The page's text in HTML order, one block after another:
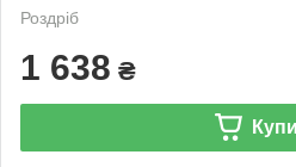
Роздріб
1 638 ₴